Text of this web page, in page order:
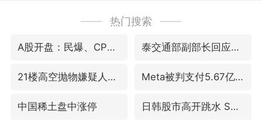
热门搜索
A股开盘：民爆、CPO等概念走强 泰交通部副部长回应中国人遭歧视手势
21楼高空抛物嫌疑人被拘留 Meta被判支付5.67亿美元
中国稀土盘中涨停 日韩股市高开跳水 SK海力士下挫转跌